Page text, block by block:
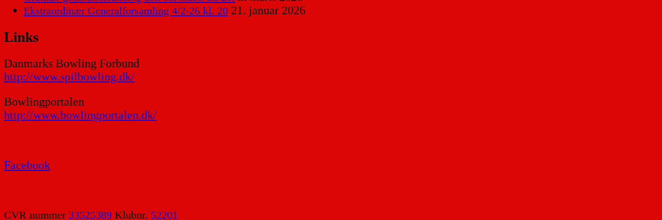
Ekstraordinær Generalforsamling 4/2-26 kl. 20 21. januar 2026
Links
Danmarks Bowling Forbund
http://www.spilbowling.dk/
Bowlingportalen
http://www.bowlingportalen.dk/
Facebook
CVR nummer 33525389 Klubnr. 52201